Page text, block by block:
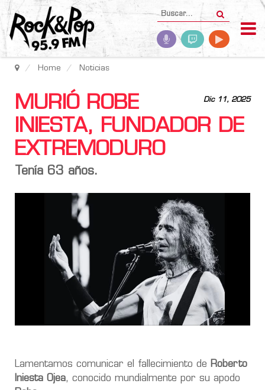
Home Noticias
Dic 11, 2025
MURIÓ ROBE
INIESTA, FUNDADOR DE
EXTREMODURO
Tenía 63 años.
Lamentamos comunicar el fallecimiento de Roberto
Iniesta Ojea, conocido mundialmente por su apodo